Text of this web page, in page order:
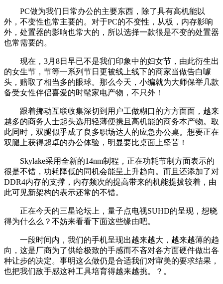
PC做为我们日常办公的主要东西，除了具有高机能以
外，不变性也常主要的。对于PC的不变性，从板，内存影响
外，处置器的影响也常大的，所以选择一款很是不变的处置器
也常需要的。
现在，3月8日早已不是我们印象中的妇女节，由此衍生出
的女生节，节等一系列节日更被线上线下的商家当做告白噱
头，赔取了相当多的眼球。那么今天，小编就为大师保举几款
备受女性伴侣喜爱的时髦家电产物，不只外！
跟着挪动互联收集深切到用户工做糊口的方方面面，越来
越多的商务人士起头选用轻薄便携且高机能的商务本产物。取
此同时，双腿似乎成了良多职场达人的应急办公桌。想要正在
双腿上获得超卓的办公体验，明显要比桌面上坚苦！
Skylake采用全新的14nm制程，正在功耗节制方面表示的
很是不错，功耗降低的同机会能呈上升趋向。而且还添加了对
DDR4内存的支撑，内存频次的提高带来的机能提拔较着，由
此可见新架构的表示还常的不错。
正在今天的三星论坛上，量子点电视SUHD的呈现，想晓
得为什么么？不妨来看看下面这些缘由吧。
一段时间内，我们的手机呈现出越来越大，越来越薄的趋
向，这是厂商为了供给极致的手感而不吝对各方面硬件做出各
种让步的决定。事明这么做仍是合适我们对审美的要求结果，
也把我们敌手感这种工具培育得越来越挑。？。